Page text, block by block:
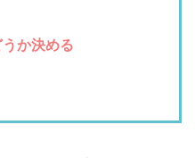
か決める